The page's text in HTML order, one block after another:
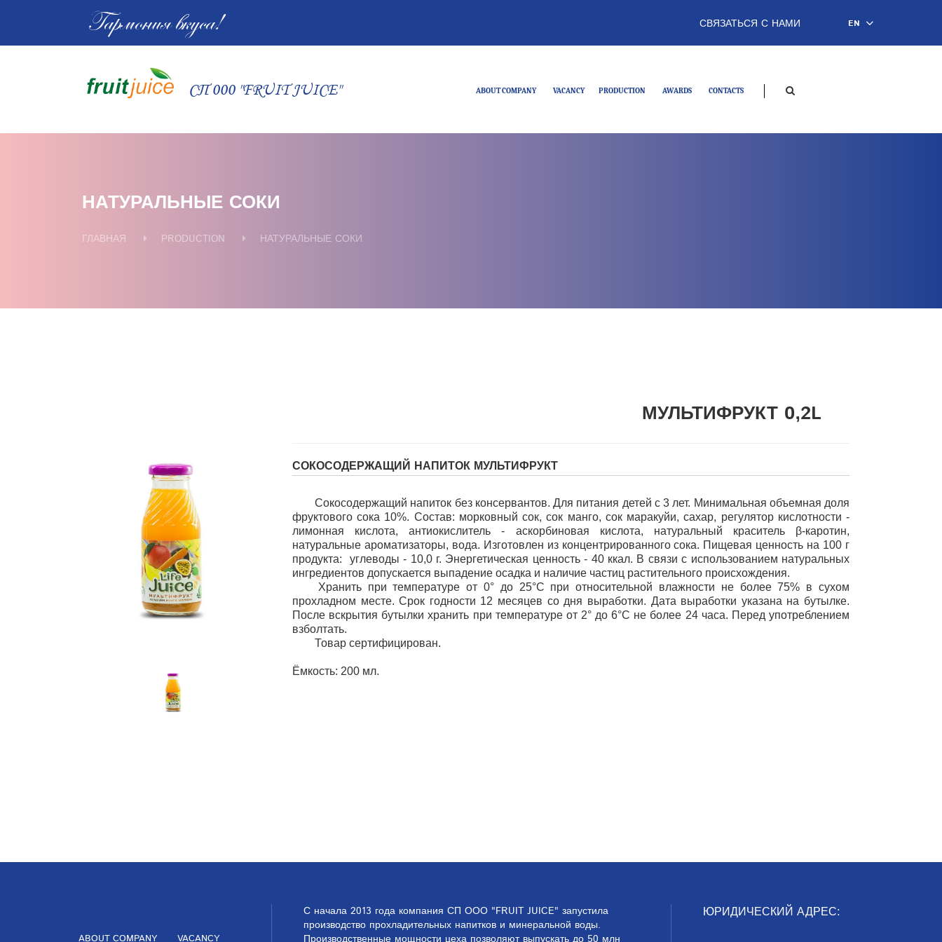
Гармония вкуса! EN
СВЯЗАТЬСЯ С НАМИ
СП 000 "FRUIT JUICE" ABOUT COMPANY VACANCY PRODUCTION AWARDS CONTACTS
НАТУРАЛЬНЫЕ СОКИ
ГЛАВНАЯ PRODUCTION НАТУРАЛЬНЫЕ СОКИ
МУЛЬТИФРУКТ 0,2L
СОКОСОДЕРЖАЩИЙ НАПИТОК МУЛЬТИФРУКТ
Сокосодержащий напиток без консервантов. Для питания детей с 3 лет. Минимальная объемная доля
фруктового сока 10%. Состав: морковный сок, сок манго, сок маракуйи, сахар, регулятор кислотности -
лимонная кислота, антиокислитель - аскорбиновая кислота, натуральный краситель β-каротин,
натуральные ароматизаторы, вода. Изготовлен из концентрированного сока. Пищевая ценность на 100 г
продукта: углеводы - 10,0 г. Энергетическая ценность - 40 ккал. В связи с использованием натуральных
ингредиентов допускается выпадение осадка и наличие частиц растительного происхождения.
Хранить при температуре от 0° до 25°С при относительной влажности не более 75% в сухом
прохладном месте. Срок годности 12 месяцев со дня выработки. Дата выработки указана на бутылке.
После вскрытия бутылки хранить при температуре от 2° до 6°С не более 24 часа. Перед употреблением
взболтать.
Товар сертифицирован.
Ёмкость: 200 мл.
ABOUT COMPANY VACANCY
С начала 2013 года компания СП ООО "FRUIT JUICE" запустила
производство прохладительных напитков и ми­неральной воды.
Производственные мощности цеха позволяют выпускать до 50 млн
ЮРИДИЧЕСКИЙ АДРЕС: